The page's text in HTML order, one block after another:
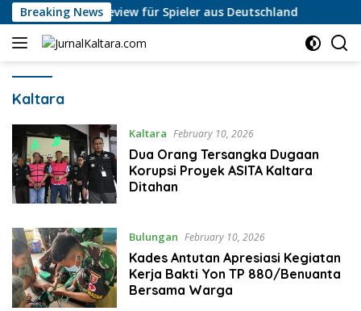
Skip
to
content
Breaking News
App — Review für Spieler aus Deutschland
Kaltara
Kaltara February 10, 2026
Dua Orang Tersangka Dugaan
Korupsi Proyek ASITA Kaltara
Ditahan
Bulungan February 10, 2026
Kades Antutan Apresiasi Kegiatan
Kerja Bakti Yon TP 880/Benuanta
Bersama Warga